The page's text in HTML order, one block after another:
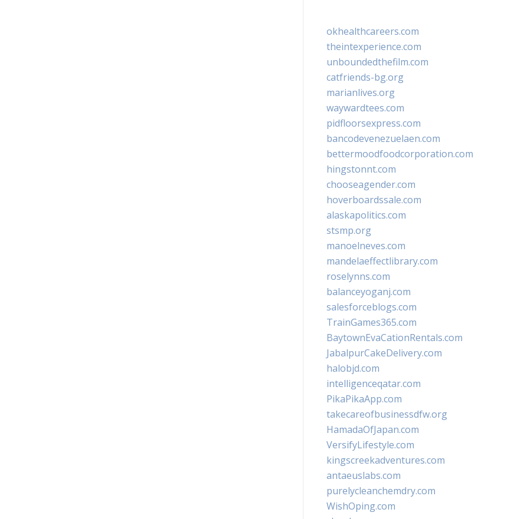
okhealthcareers.com
theintexperience.com
unboundedthefilm.com
catfriends-bg.org
marianlives.org
waywardtees.com
pidfloorsexpress.com
bancodevenezuelaen.com
bettermoodfoodcorporation.com
hingstonnt.com
chooseagender.com
hoverboardssale.com
alaskapolitics.com
stsmp.org
manoelneves.com
mandelaeffectlibrary.com
roselynns.com
balanceyoganj.com
salesforceblogs.com
TrainGames365.com
BaytownEvaCationRentals.com
JabalpurCakeDelivery.com
halobjd.com
intelligenceqatar.com
PikaPikaApp.com
takecareofbusinessdfw.org
HamadaOfJapan.com
VersifyLifestyle.com
kingscreekadventures.com
antaeuslabs.com
purelycleanchemdry.com
WishOping.com